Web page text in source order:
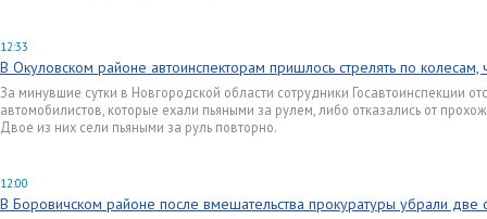
12:33
В Окуловском районе автоинспекторам пришлось стрелять по колесам,
За минувшие сутки в Новгородской области сотрудники Госавтоинспекции
автомобилистов, которые ехали пьяными за рулем, либо отказались от
Двое из них сели пьяными за руль повторно.
12:00
В Боровичском районе после вмешательства прокуратуры убрали две